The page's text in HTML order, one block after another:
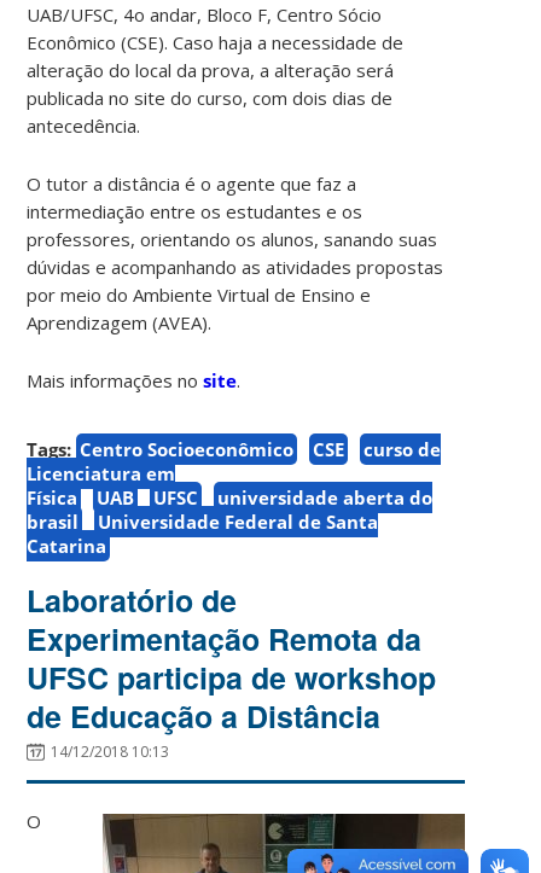
UAB/UFSC, 4o andar, Bloco F, Centro Sócio
Econômico (CSE). Caso haja a necessidade de
alteração do local da prova, a alteração será
publicada no site do curso, com dois dias de
antecedência.
O tutor a distância é o agente que faz a
intermediação entre os estudantes e os
professores, orientando os alunos, sanando suas
dúvidas e acompanhando as atividades propostas
por meio do Ambiente Virtual de Ensino e
Aprendizagem (AVEA).
Mais informações nosite.
Tags: Centro Socioeconômico CSE
curso de
Licenciatura em
Física
UAB UFSC
universidade aberta do
brasil
Universidade Federal de Santa
Catarina
Laboratório de
Experimentação Remota da
UFSC participa de workshop
de Educação a Distância
14/12/2018 10:13
O